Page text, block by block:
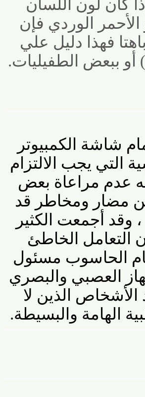
كانلون اللسان
الوردي فإن
فهذا دليل علي
ببعض الطفيليات.
شاشة الكمبيوتر
يجب الالتزام
مراعاة بعض
مضار ومخاطر قد
أجمعت الكثير
الخاطئ
الحاسوب مسئول
العصبي والبصري
الذين لا
والبسيطة.